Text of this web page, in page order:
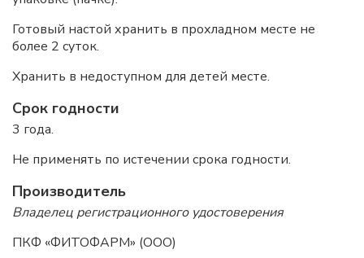
Готовый настой хранить в прохладном месте не
более 2 суток.
Хранить в недоступном для детей месте.
Срок годности
3 года.
Не применять по истечении срока годности.
Производитель
Владелец регистрационного удостоверения
ПКФ «ФИТОФАРМ» (ООО)